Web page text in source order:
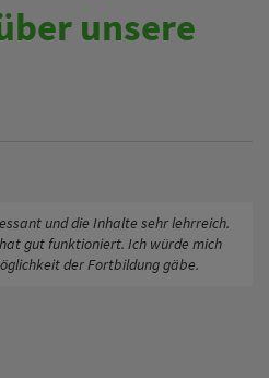
unsere
und die Inhalte sehr lehrreich.
gut funktioniert. Ich würde mich
der Fortbildung gäbe.